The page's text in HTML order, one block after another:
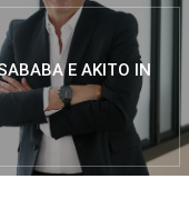
E AKITO IN